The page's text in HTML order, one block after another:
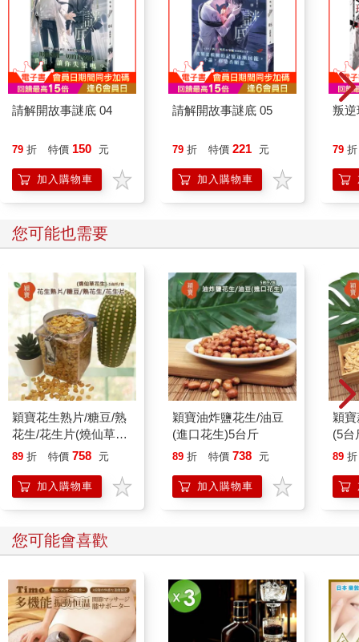
請解開故事謎底 04
79 折 特價 150 元
加入購物車
請解開故事謎底 05
79 折 特價 221 元
加入購物車
叛逆
79 折
您可能也需要
穎寶花生熟片/糖豆/熟
花生/花生片(燒仙草花
生)-5台斤
89 折 特價 758 元
加入購物車
穎寶油炸鹽花生/油豆
(進口花生)5台斤
89 折 特價 738 元
加入購物車
穎
(5台
89 折
您可能會喜歡